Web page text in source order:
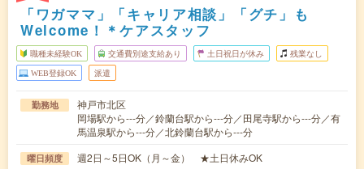
「ワガママ」「キャリア相談」「グチ」も
Welcome！＊ケアスタッフ
職種未経験OK 交通費別途支給あり 土日祝日が休み 残業なし
WEB登録OK 派遣
勤務地
神戸市北区
岡場駅から---分／鈴蘭台駅から---分／田尾寺駅から---分／有
馬温泉駅から---分／北鈴蘭台駅から---分
曜日頻度 週2日～5日OK（月～金） ★土日休みOK